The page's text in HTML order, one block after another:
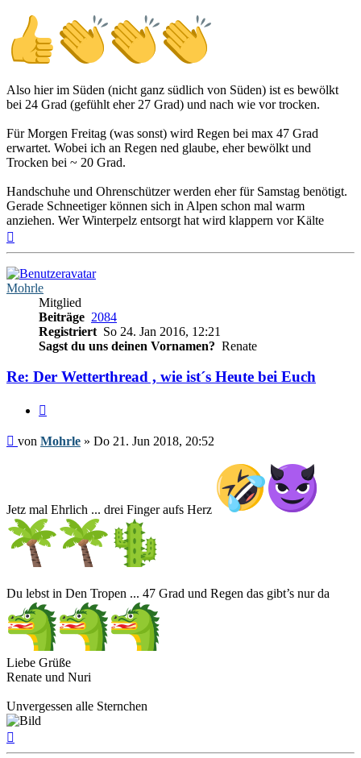
Also hier im Süden (nicht ganz südlich von Süden) ist es bewölkt
bei 24 Grad (gefühlt eher 27 Grad) und nach wie vor trocken.
Für Morgen Freitag (was sonst) wird Regen bei max 47 Grad
erwartet. Wobei ich an Regen ned glaube, eher bewölkt und
Trocken bei ~ 20 Grad.
Handschuhe und Ohrenschützer werden eher für Samstag benötigt.
Gerade Schneetiger können sich in Alpen schon mal warm
anziehen. Wer Winterpelz entsorgt hat wird klappern vor Kälte
Mohrle
Mitglied
Beiträge 2084
Registriert So 24. Jan 2016, 12:21
Sagst du uns deinen Vornamen? Renate
Re: Der Wetterthread , wie ist´s Heute bei Euch
Beitrag
von Mohrle » Do 21. Jun 2018, 20:52
Jetz mal Ehrlich ... drei Finger aufs Herz
Du lebst in Den Tropen ... 47 Grad und Regen das gibt’s nur da
Liebe Grüße
Renate und Nuri
Unvergessen alle Sternchen